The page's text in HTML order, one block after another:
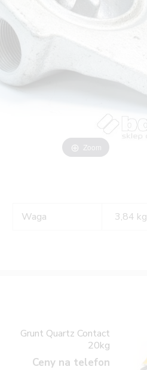
Zoom
Waga 3,84 kg
Grunt Quartz Contact
20kg
Ceny na telefon